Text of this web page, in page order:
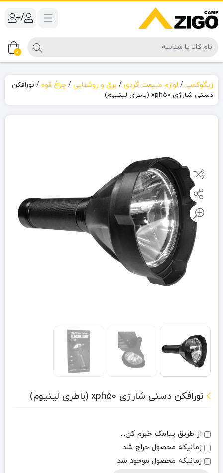
/
0
زیگوکمپ / لوازم طبیعت گردی / برق و روشنایی / چراغ قوه / نورافکن
دستی شارژی xph50 (باطری لیتیوم)
نورافکن دستی شارژی xph50 (باطری لیتیوم)
از طریق پیامک خبرم کن...
زمانیکه محصول حراج شد
زمانیکه محصول موجود شد.